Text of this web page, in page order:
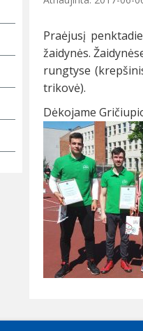
Praėjusį
žaidynės.
rungtyse
trikovė).
Dėkojame